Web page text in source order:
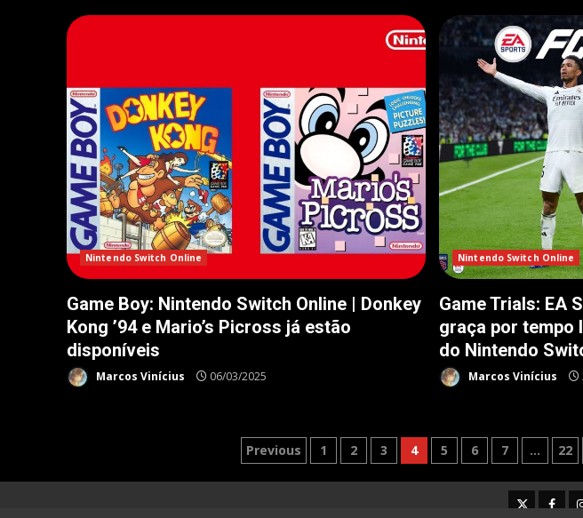
Nintendo Switch Online
Game Boy: Nintendo Switch Online | Donkey
Kong ’94 e Mario’s Picross já estão
disponíveis
Marcos Vinícius 06/03/2025
Nintendo Switch Online
Game Trials: EA
graça por tempo
do Nintendo
Marcos Vinícius
Paginação
de
Previous 1 2 3 4 5 6 7 … 22
Twitter